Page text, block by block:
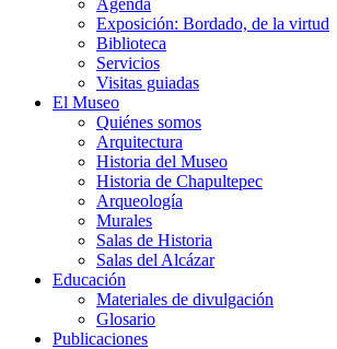
Agenda
Exposición: Bordado, de la virtud
Biblioteca
Servicios
Visitas guiadas
El Museo
Quiénes somos
Arquitectura
Historia del Museo
Historia de Chapultepec
Arqueología
Murales
Salas de Historia
Salas del Alcázar
Educación
Materiales de divulgación
Glosario
Publicaciones